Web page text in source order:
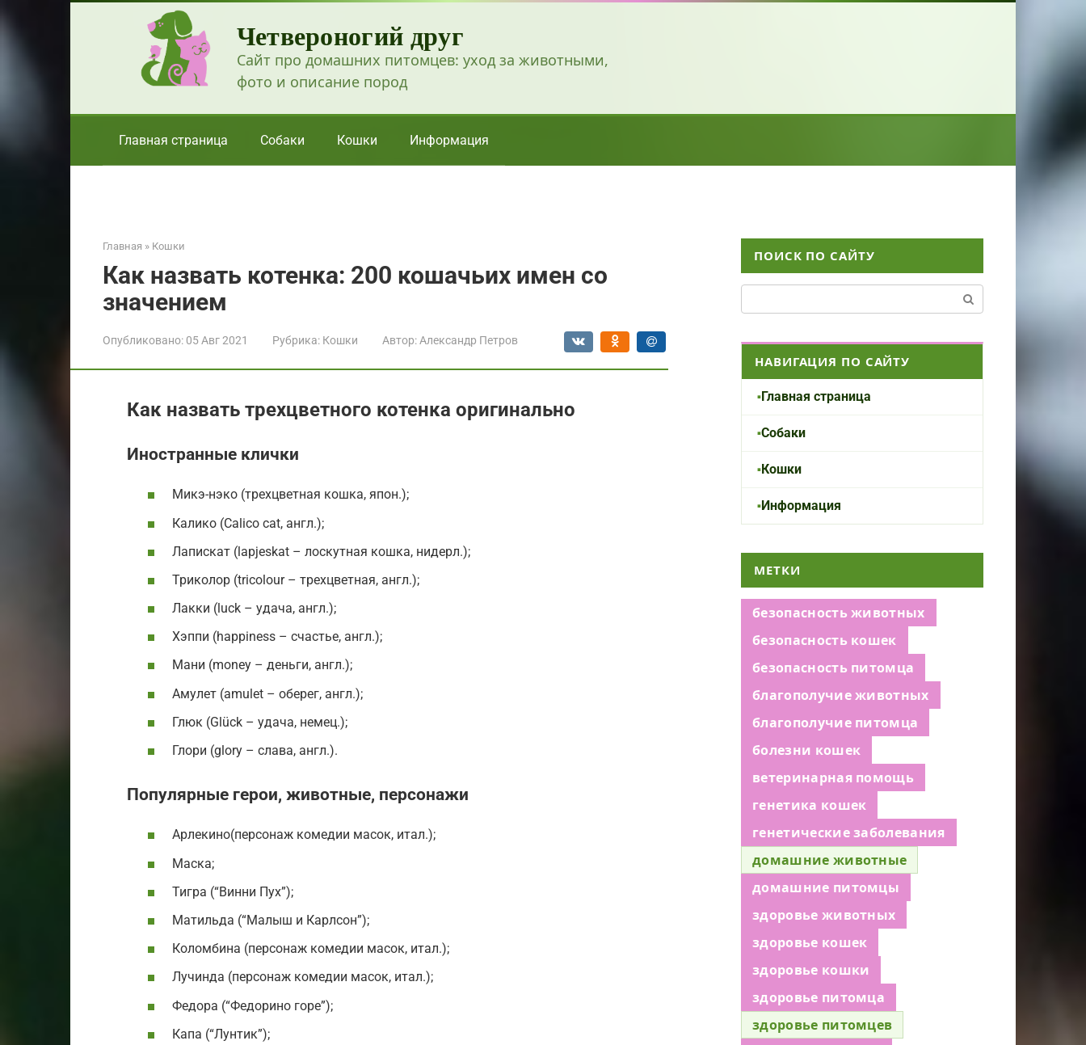
Четвероногий друг
Сайт про домашних питомцев: уход за животными,
фото и описание пород
Главная страница Собаки Кошки Информация
Главная » Кошки
Как назвать котенка: 200 кошачьих имен со
значением
Опубликовано: 05 Авг 2021 Рубрика: Кошки Автор: Александр Петров
Как назвать трехцветного котенка оригинально
Иностранные клички
Микэ-нэко (трехцветная кошка, япон.);
Калико (Calico cat, англ.);
Лапискат (lapjeskat – лоскутная кошка, нидерл.);
Триколор (tricolour – трехцветная, англ.);
Лакки (luck – удача, англ.);
Хэппи (happiness – счастье, англ.);
Мани (money – деньги, англ.);
Амулет (amulet – оберег, англ.);
Глюк (Glück – удача, немец.);
Глори (glory – слава, англ.).
Популярные герои, животные, персонажи
Арлекино(персонаж комедии масок, итал.);
Маска;
Тигра (“Винни Пух”);
Матильда (“Малыш и Карлсон”);
Коломбина (персонаж комедии масок, итал.);
Лучинда (персонаж комедии масок, итал.);
Федора (“Федорино горе”);
Капа (“Лунтик”);
ПОИСК ПО САЙТУ
НАВИГАЦИЯ ПО САЙТУ
Главная страница
Собаки
Кошки
Информация
МЕТКИ
безопасность животных
безопасность кошек
безопасность питомца
благополучие животных
благополучие питомца
болезни кошек
ветеринарная помощь
генетика кошек
генетические заболевания
домашние животные
домашние питомцы
здоровье животных
здоровье кошек
здоровье кошки
здоровье питомца
здоровье питомцев